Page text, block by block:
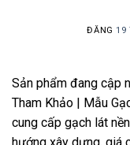
ĐĂNG19
Sản phẩm đang cập
Tham Khảo | Mẫu
cung cấp gạch lát